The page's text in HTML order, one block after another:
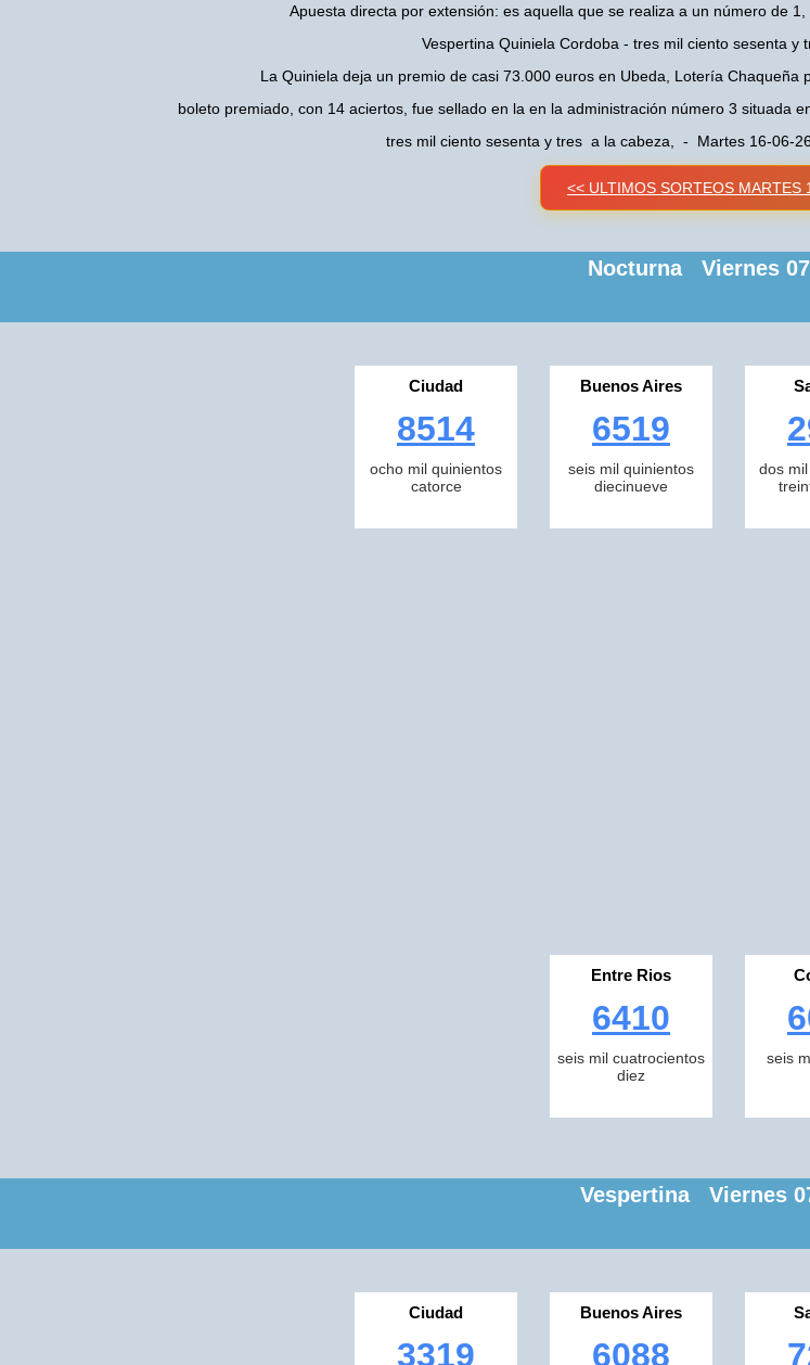
Apuesta directa por extensión: es aquella que se realiza a un número de
Vespertina Quiniela Cordoba - tres mil ciento sesenta y
La Quiniela deja un premio de casi 73.000 euros en Ubeda, Lotería
boleto premiado, con 14 aciertos, fue sellado en la en la administración número 3 situada
tres mil ciento sesenta y tres a la cabeza, - Martes 16-
<< ULTIMOS SORTEOS MARTES
Nocturna Viernes
Ciudad
8514
ocho mil quinientos
catorce
Buenos Aires
6519
seis mil quinientos
diecinueve
dos
Entre Rios
6410
seis mil cuatrocientos
diez
seis
Vespertina Viernes
Ciudad
3319
Buenos Aires
6088